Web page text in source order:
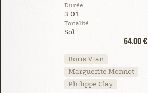
Durée
3:01
Tonalité
Sol
64.00 €
Boris Vian
Marguerite Monnot
Philippe Clay